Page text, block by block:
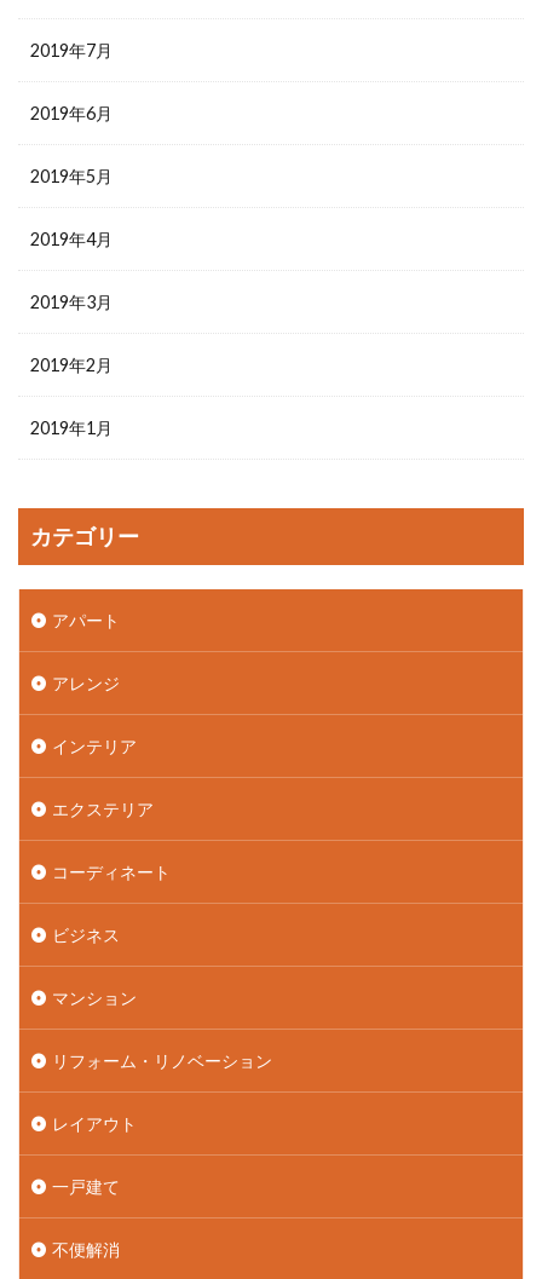
2019年7月
2019年6月
2019年5月
2019年4月
2019年3月
2019年2月
2019年1月
カテゴリー
アパート
アレンジ
インテリア
エクステリア
コーディネート
ビジネス
マンション
リフォーム・リノベーション
レイアウト
一戸建て
不便解消